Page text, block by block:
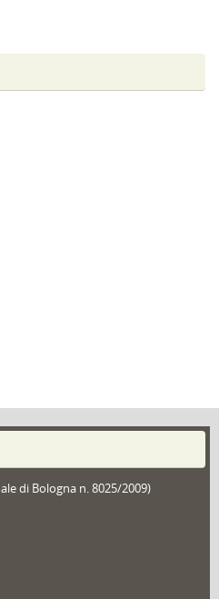
di Bologna n. 8025/2009)